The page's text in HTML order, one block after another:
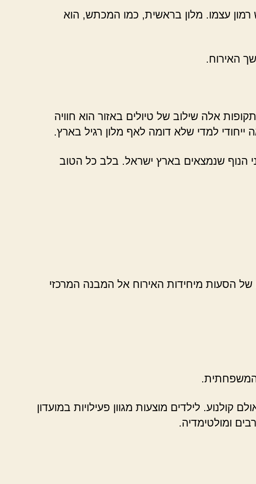
עצמו. מלון בראשית, כמו המכתש, הוא
האירוח.
אלה שילוב של טיולים באזור הוא חוויה
למדי שלא דומה לאף מלון רגיל בארץ.
הנוף שנמצאים בארץ ישראל. בלב כל הטוב
של הסעות מיחידות האירוח אל המבנה המרכזי
המשפחתית.
לילדים מוצעות מגוון פעילויות במועדון
ומולטימדיה.